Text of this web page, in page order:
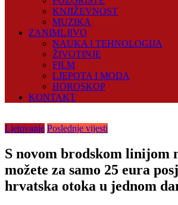
KNJIŽEVNOST
MUZIKA
ZANIMLJIVO
NAUKA I TEHNOLOGIJA
ŽIVOTINJE
FILM
LJEPOTA I MODA
HOROSKOP
KONTAKT
Ljetovanje Poslednje vijesti
S novom brodskom linijom
možete za samo 25 eura
hrvatska otoka u jednom